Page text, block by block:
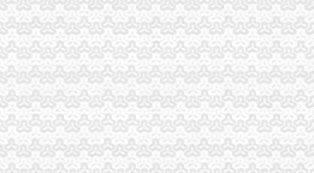
力度着力提高队伍素质
年全县自主行评第一名
务组织人事工作会议精
实新的代办注销分公司《广告管理办法》
分公司局人事工作会议精
个体工商户营业执照听证公告
商标表彰授牌大会